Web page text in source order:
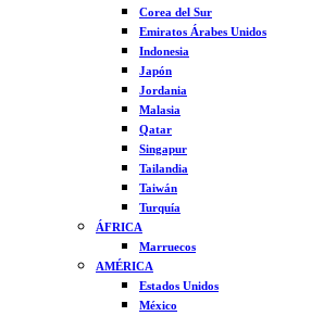
Corea del Sur
Emiratos Árabes Unidos
Indonesia
Japón
Jordania
Malasia
Qatar
Singapur
Tailandia
Taiwán
Turquía
ÁFRICA
Marruecos
AMÉRICA
Estados Unidos
México